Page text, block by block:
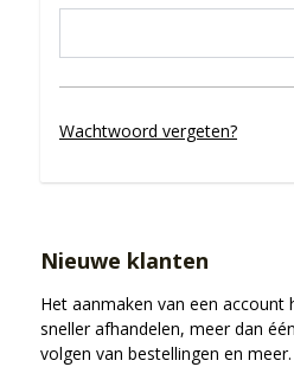
Wachtwoord vergeten?
Nieuwe klanten
Het aanmaken van een account
sneller afhandelen, meer dan
volgen van bestellingen en meer.